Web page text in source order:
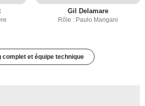
Gil Delamare
Rôle : Paulo Mangani
complet et équipe technique